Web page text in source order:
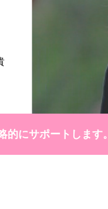
にサポートします。